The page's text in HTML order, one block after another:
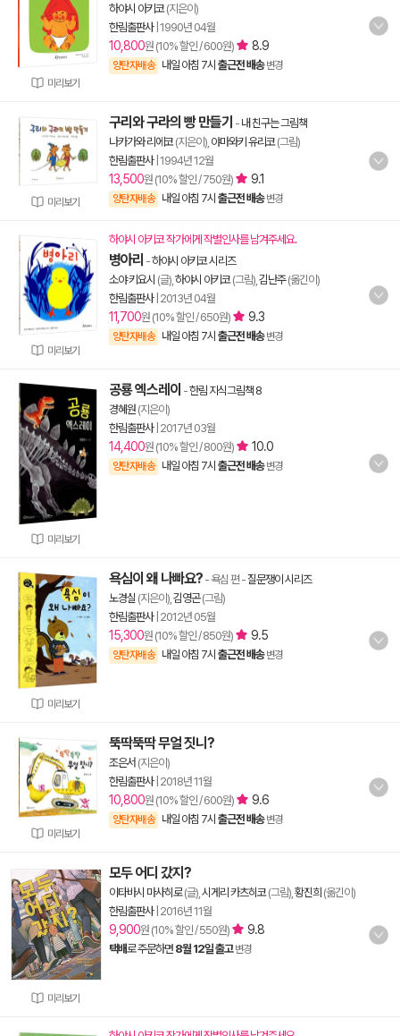
미리보기
하야시 아키코(지은이)
한림출판사| 1990년 04월
10,800원 (10% 할인 / 600원) 8.9
양탄자배송 내일 아침 7시 출근전 배송 변경
미리보기
구리와 구라의 빵 만들기 - 내 친구는 그림책
나카가와 리에코(지은이), 야마와키 유리코(그림)
한림출판사| 1994년 12월
13,500원 (10% 할인 / 750원) 9.1
양탄자배송 내일 아침 7시 출근전 배송 변경
미리보기
하야시 아키코 작가에게 작별인사를 남겨주세요.
병아리 -하야시 아키코 시리즈
소야 키요시 (글), 하야시 아키코(그림), 김난주(옮긴이)
한림출판사| 2013년 04월
11,700원 (10% 할인 / 650원) 9.3
양탄자배송 내일 아침 7시 출근전 배송 변경
미리보기
공룡 엑스레이 -한림 지식그림책 8
경혜원 (지은이)
한림출판사| 2017년 03월
14,400원 (10% 할인 / 800원) 10.0
양탄자배송 내일 아침 7시 출근전 배송 변경
미리보기
욕심이 왜 나빠요? - 욕심 편 -질문쟁이 시리즈
노경실 (지은이), 김영곤(그림)
한림출판사| 2012년 05월
15,300원 (10% 할인 / 850원) 9.5
양탄자배송 내일 아침 7시 출근전 배송 변경
미리보기
뚝딱뚝딱 무얼 짓니?
조은서 (지은이)
한림출판사| 2018년 11월
10,800원 (10% 할인 / 600원) 9.6
양탄자배송 내일 아침 7시 출근전 배송 변경
미리보기
모두 어디 갔지?
이타바시 마사히로(글), 시게리 카츠히코(그림), 황진희 (옮긴이)
한림출판사| 2016년 11월
9,900원 (10% 할인 / 550원) 9.8
택배로 주문하면 8월 12일 출고 변경